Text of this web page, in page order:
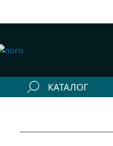
КАТАЛОГ
Компьютеры